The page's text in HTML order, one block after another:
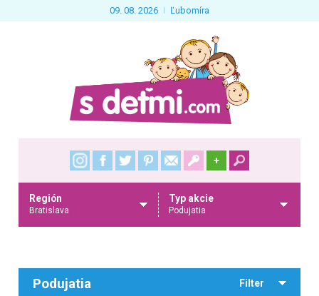
09. 08. 2026 Ľubomíra
+
Región
Bratislava
Typ akcie
Podujatia
Podujatia Filter